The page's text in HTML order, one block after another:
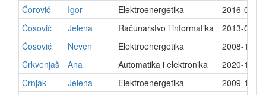
Ćorović
Igor Elektroenergetika
2016-03-
Ćosović
Jelena Računarstvo i informatika
2013-02-
Ćosović
Neven Elektroenergetika
2008-12-
Crkvenjaš
Ana Automatika i elektronika
2020-12-
Crnjak
Jelena Elektroenergetika
2009-12-